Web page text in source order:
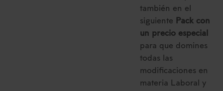
también en el
siguiente Pack con
un precio especial
para que domines
todas las
modificaciones en
materia Laboral y